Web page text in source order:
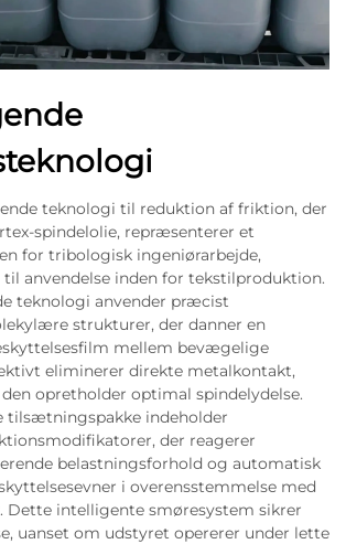
teknologi til reduktion af friktion, der
spindelolie, repræsenterer et
for tribologisk ingeniørarbejde,
anvendelse inden for tekstilproduktion.
teknologi anvender præcist
strukturer, der danner en
mellem bevægelige
eliminerer direkte metalkontakt,
opretholder optimal spindelydelse.
tilsætningspakke indeholder
der reagerer
belastningsforhold og automatisk
i overensstemmelse med
Dette intelligente smøresystem sikrer
uanset om udstyret opererer under lette